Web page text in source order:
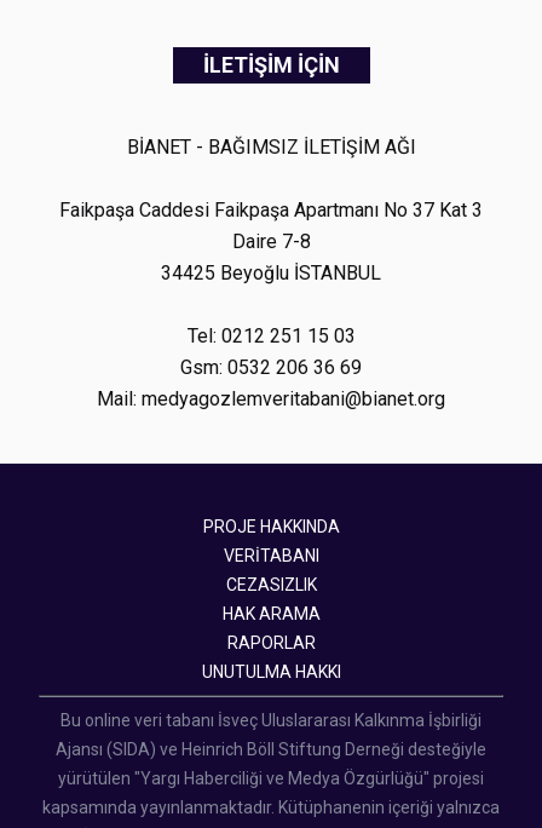
İLETİŞİM İÇİN
BİANET - BAĞIMSIZ İLETİŞİM AĞI
Faikpaşa Caddesi Faikpaşa Apartmanı No 37 Kat 3
Daire 7-8
34425 Beyoğlu İSTANBUL
Tel: 0212 251 15 03
Gsm: 0532 206 36 69
Mail: medyagozlemveritabani@bianet.org
PROJE HAKKINDA
VERİTABANI
CEZASIZLIK
HAK ARAMA
RAPORLAR
UNUTULMA HAKKI
Bu online veri tabanı İsveç Uluslararası Kalkınma İşbirliği
Ajansı (SIDA) ve Heinrich Böll Stiftung Derneği desteğiyle
yürütülen "Yargı Haberciliği ve Medya Özgürlüğü" projesi
kapsamında yayınlanmaktadır. Kütüphanenin içeriği yalnızca